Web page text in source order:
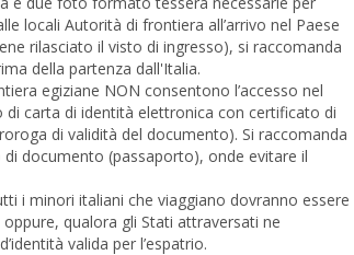
locali Autorità di frontiera all’arrivo nel Paese
rilasciato il visto di ingresso), si raccomanda
della partenza dall'Italia.
egiziane NON consentono l’accesso nel
di carta di identità elettronica con certificato di
di validità del documento). Si raccomanda
documento (passaporto), onde evitare il
i minori italiani che viaggiano dovranno essere
qualora gli Stati attraversati ne
valida per l’espatrio.